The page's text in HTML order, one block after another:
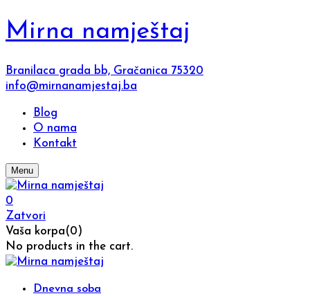
Mirna namještaj
Branilaca grada bb, Gračanica 75320
info@mirnanamjestaj.ba
Blog
O nama
Kontakt
Menu
0
Zatvori
Vaša korpa(0)
No products in the cart.
Dnevna soba